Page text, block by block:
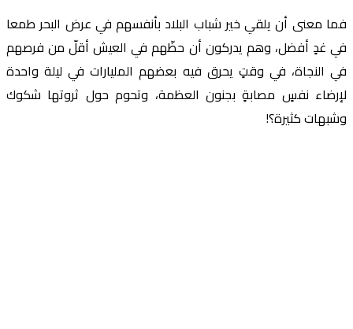
فما معنى أن يلقي خير شباب البلاد بأنفسهم في عرض البحر طمعا
في غدٍ أفضل، وهم يدركون أن حظّهم في العيش أقلّ من فرصهم
في النجاة، في وقتٍ يحرق فيه بعضهم المليارات في ليلة واحدة
لإرضاء نفسٍ مصابةٍ بجنون العظمة، وتحوم حول ثروتها شكوك
وشبهات كثيرة؟!